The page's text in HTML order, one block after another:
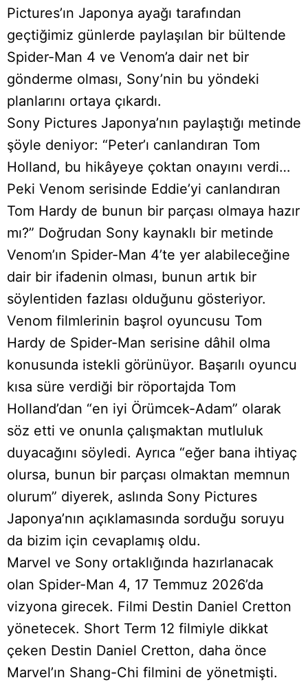
Pictures’ın Japonya ayağı tarafından
geçtiğimiz günlerde paylaşılan bir bültende
Spider-Man 4 ve Venom’a dair net bir
gönderme olması, Sony’nin bu yöndeki
planlarını ortaya çıkardı.
Sony Pictures Japonya’nın paylaştığı metinde
şöyle deniyor: “Peter’ı canlandıran Tom
Holland, bu hikâyeye çoktan onayını verdi…
Peki Venom serisinde Eddie’yi canlandıran
Tom Hardy de bunun bir parçası olmaya hazır
mı?” Doğrudan Sony kaynaklı bir metinde
Venom’ın Spider-Man 4’te yer alabileceğine
dair bir ifadenin olması, bunun artık bir
söylentiden fazlası olduğunu gösteriyor.
Venom filmlerinin başrol oyuncusu Tom
Hardy de Spider-Man serisine dâhil olma
konusunda istekli görünüyor. Başarılı oyuncu
kısa süre verdiği bir röportajda Tom
Holland’dan “en iyi Örümcek-Adam” olarak
söz etti ve onunla çalışmaktan mutluluk
duyacağını söyledi. Ayrıca “eğer bana ihtiyaç
olursa, bunun bir parçası olmaktan memnun
olurum” diyerek, aslında Sony Pictures
Japonya’nın açıklamasında sorduğu soruyu
da bizim için cevaplamış oldu.
Marvel ve Sony ortaklığında hazırlanacak
olan Spider-Man 4, 17 Temmuz 2026’da
vizyona girecek. Filmi Destin Daniel Cretton
yönetecek. Short Term 12 filmiyle dikkat
çeken Destin Daniel Cretton, daha önce
Marvel’ın Shang-Chi filmini de yönetmişti.